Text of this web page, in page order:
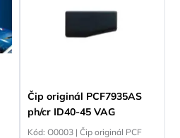
Čip originál PCF7935AS
ph/cr ID40-45 VAG
Kód: O0003 | Čip originál PCF